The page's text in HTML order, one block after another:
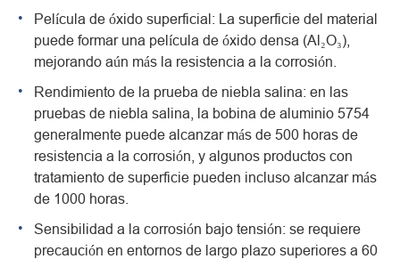
Película de óxido superficial: La superficie del material
puede formar una película de óxido densa (Al₂O₃),
mejorando aún más la resistencia a la corrosión.
Rendimiento de la prueba de niebla salina: en las
pruebas de niebla salina, la bobina de aluminio 5754
generalmente puede alcanzar más de 500 horas de
resistencia a la corrosión, y algunos productos con
tratamiento de superficie pueden incluso alcanzar más
de 1000 horas.
Sensibilidad a la corrosión bajo tensión: se requiere
precaución en entornos de largo plazo superiores a 60